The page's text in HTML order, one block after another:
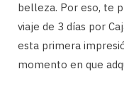
belleza. Por eso, te
viaje de 3 días por
esta primera
momento en que